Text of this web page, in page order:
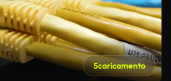
Scaricamento